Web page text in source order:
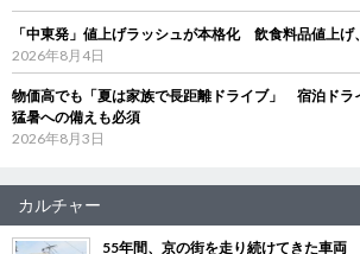
「中東発」値上げラッシュが本格化 飲食料品値上げ
2026年8月4日
物価高でも「夏は家族で長距離ドライブ」 宿泊ドラ
猛暑への備えも必須
2026年8月3日
カルチャー
55年間、京の街を走り続けてきた車両